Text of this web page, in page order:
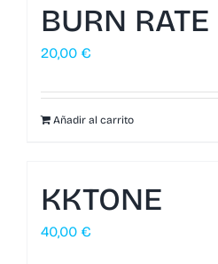
BURN RATE
20,00 €
Añadir al carrito
KKTONE
40,00 €